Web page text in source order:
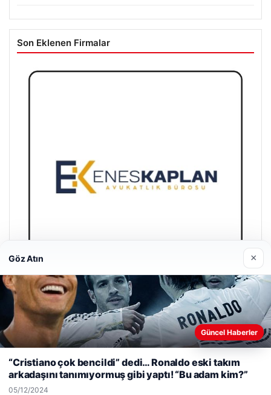
Son Eklenen Firmalar
Enes Kaplan Avukatlık Bürosu
28/04/2026
Web sitemizi nasıl kullandığınızı daha iyi anlayabilmek,
kullanıyoruz.Çerez Politikamız
Reddet Kabul Et
Göz Atın ×
Güncel Haberler
“Cristiano çok bencildi” dedi… Ronaldo eski takım
arkadaşını tanımıyormuş gibi yaptı! “Bu adam kim?”
05/12/2024